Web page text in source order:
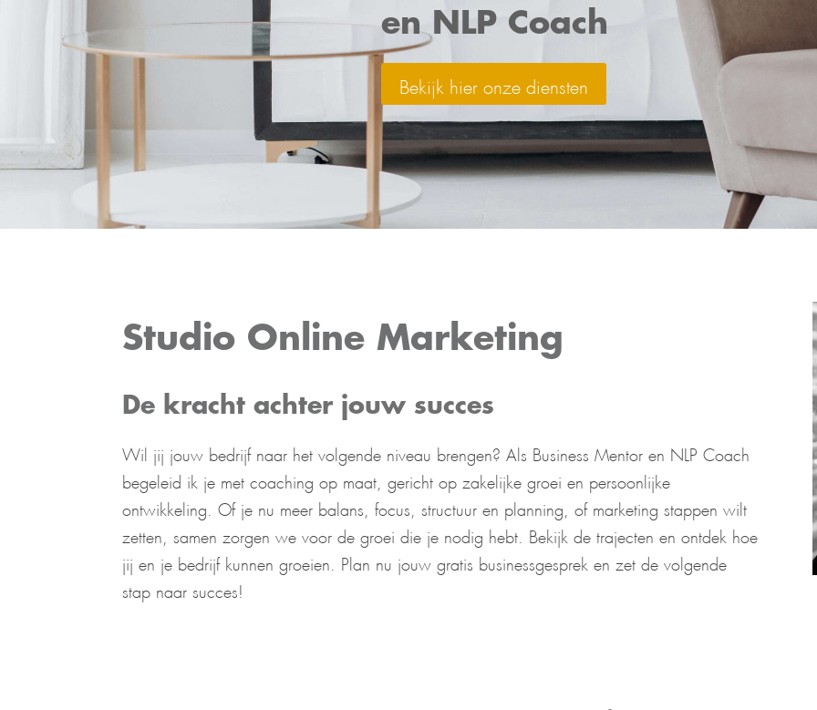
en NLP Coach
Bekijk hier onze diensten
Studio Online Marketing
De kracht achter jouw succes
Wil jij jouw bedrijf naar het volgende niveau brengen? Als Business Mentor en NLP Coach
begeleid ik je met coaching op maat, gericht op zakelijke groei en persoonlijke
ontwikkeling. Of je nu meer balans, focus, structuur en planning, of marketing stappen wilt
zetten, samen zorgen we voor de groei die je nodig hebt. Bekijk de trajecten en ontdek hoe
jij en je bedrijf kunnen groeien. Plan nu jouw gratis businessgesprek en zet de volgende
stap naar succes!